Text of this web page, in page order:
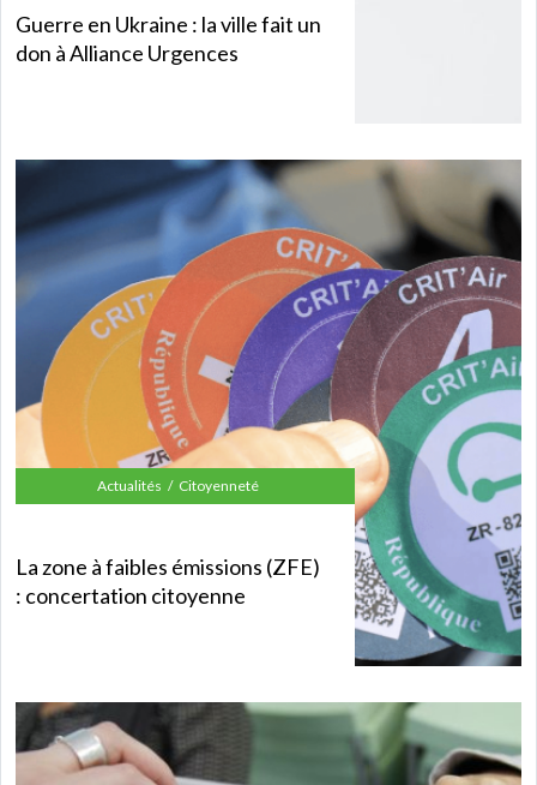
Guerre en Ukraine : la ville fait un
don à Alliance Urgences
Actualités Citoyenneté
La zone à faibles émissions (ZFE)
: concertation citoyenne